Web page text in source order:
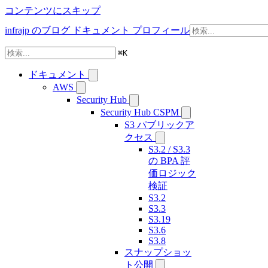
コンテンツにスキップ
infrajp のブログ ドキュメント プロフィール
⌘K
ドキュメント
AWS
Security Hub
Security Hub CSPM
S3 パブリックア
クセス
S3.2 / S3.3
の BPA 評
価ロジック
検証
S3.2
S3.3
S3.19
S3.6
S3.8
スナップショッ
ト公開